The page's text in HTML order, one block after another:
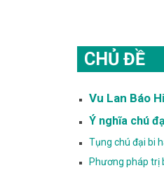
CHỦ ĐỀ
Vu Lan Báo
Ý nghĩa chú
Tụng chú đại bi
Phương pháp trị